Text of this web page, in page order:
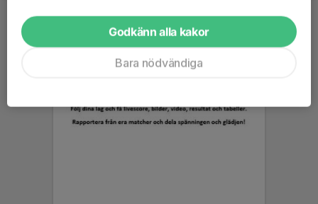
Godkänn alla kakor
Bara nödvändiga